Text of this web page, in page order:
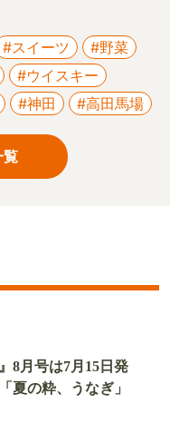
#スイーツ
#野菜
#ウイスキー
#神田 #高田馬場
覧
8月号は7月15日発
の粋、うなぎ」